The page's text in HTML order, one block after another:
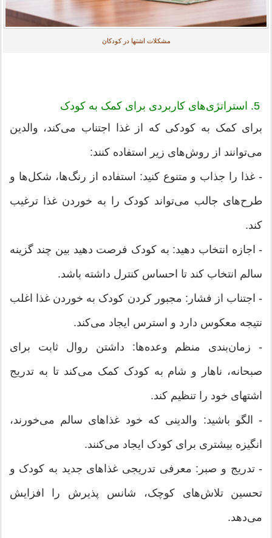
مشکلات اشتها در کودکان
5. استراتژی‌های کاربردی برای کمک به کودک
برای کمک به کودکی که از غذا اجتناب می‌کند، والدین
می‌توانند از روش‌های زیر استفاده کنند:
- غذا را جذاب و متنوع کنید: استفاده از رنگ‌ها، شکل‌ها و
طرح‌های جالب می‌تواند کودک را به خوردن غذا ترغیب
کند.
- اجازه انتخاب دهید: به کودک فرصت دهید بین چند گزینه
سالم انتخاب کند تا احساس کنترل داشته باشد.
- اجتناب از فشار: مجبور کردن کودک به خوردن غذا اغلب
نتیجه معکوس دارد و استرس ایجاد می‌کند.
- زمان‌بندی منظم وعده‌ها: داشتن روال ثابت برای
صبحانه، ناهار و شام به کودک کمک می‌کند تا به تدریج
اشتهای خود را تنظیم کند.
- الگو باشید: والدینی که خود غذاهای سالم می‌خورند،
انگیزه بیشتری برای کودک ایجاد می‌کنند.
- تدریج و صبر: معرفی تدریجی غذاهای جدید به کودک و
تحسین تلاش‌های کوچک، شانس پذیرش را افزایش
می‌دهد.